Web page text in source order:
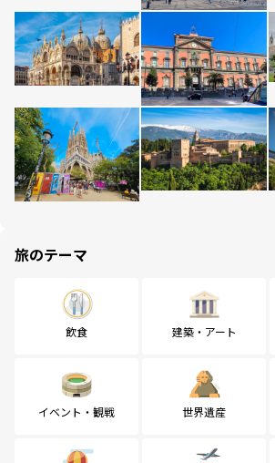
旅のテーマ
飲食 建築・アート
イベント・観戦 世界遺産